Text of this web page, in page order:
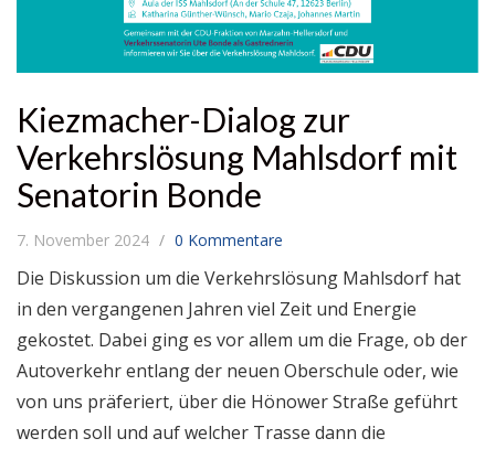
Kiezmacher-Dialog zur
Verkehrslösung Mahlsdorf mit
Senatorin Bonde
7. November 2024 0 Kommentare
Die Diskussion um die Verkehrslösung Mahlsdorf hat
in den vergangenen Jahren viel Zeit und Energie
gekostet. Dabei ging es vor allem um die Frage, ob der
Autoverkehr entlang der neuen Oberschule oder, wie
von uns präferiert, über die Hönower Straße geführt
werden soll und auf welcher Trasse dann die